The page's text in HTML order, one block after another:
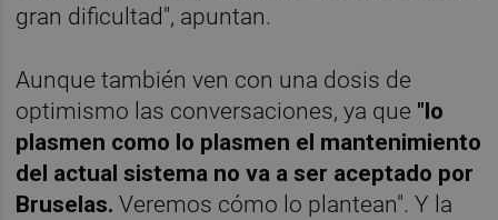
gran dificultad", apuntan.
Aunque también ven con una dosis de
optimismo las conversaciones, ya que "lo
plasmen como lo plasmen el mantenimiento
del actual sistema no va a ser aceptado por
Bruselas. Veremos cómo lo plantean". Y la